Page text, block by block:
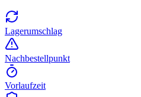
Lagerumschlag
Nachbestellpunkt
Vorlaufzeit